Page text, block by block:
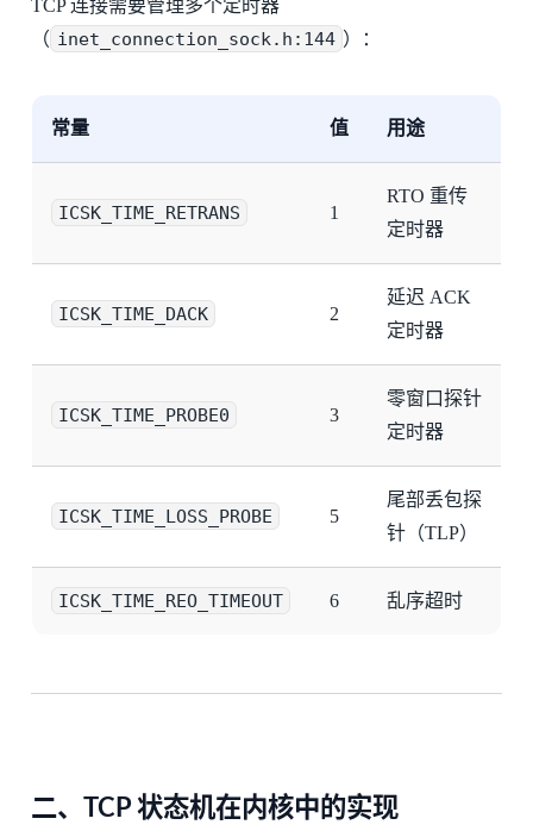
TCP 连接需要管理多个定时器
（ inet_connection_sock.h:144 ）：
常量 值 用途
ICSK_TIME_RETRANS 1
RTO 重传
定时器
ICSK_TIME_DACK 2
延迟 ACK
定时器
ICSK_TIME_PROBE0 3
零窗口探针
定时器
ICSK_TIME_LOSS_PROBE 5
尾部丢包探
针（TLP）
ICSK_TIME_REO_TIMEOUT 6 乱序超时
二、TCP 状态机在内核中的实现